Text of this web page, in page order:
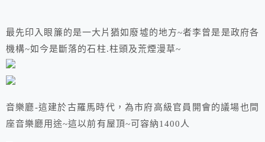
最先印入眼簾的是一大片猶如廢墟的地方~者李曾是是政府各
機構~如今是斷落的石柱.柱頭及荒煙漫草~
音樂廳-這建於古羅馬時代，為市府高級官員開會的議場也間
座音樂廳用途~這以前有屋頂~可容納1400人